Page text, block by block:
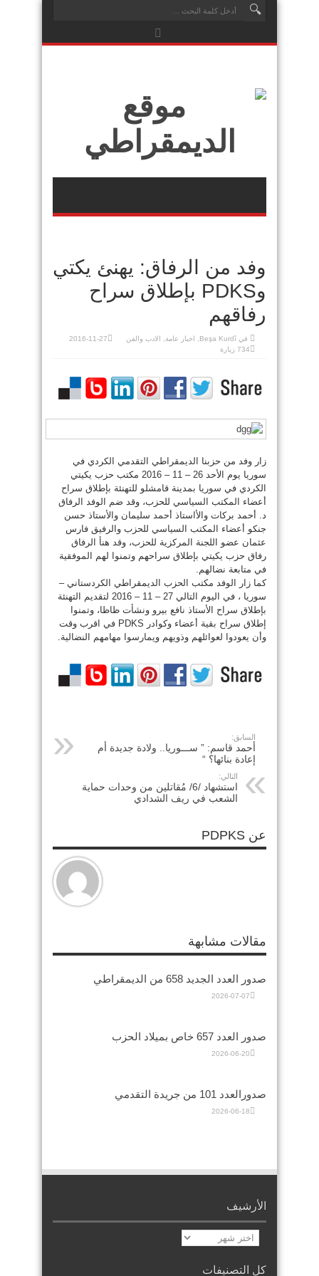
وفد من الرفاق: يهنئ يكتي
وPDKS بإطلاق سراح
رفاقهم
في Beşa Kurdî اخبار عامة الادب والفن
2016-11-27
734 زيارة
زار وفد من حزبنا الديمقراطي التقدمي الكردي في
سوريا يوم الأحد 26 – 11 – 2016 مكتب حزب يكيتي
الكردي في سوريا بمدينة قامشلو للتهنئة بإطلاق سراح
أعضاء المكتب السياسي للحزب، وقد ضم الوفد الرفاق
د. أحمد بركات والأاستاذ أحمد سليمان والأستاذ حسن
جنكو أعضاء المكتب السياسي للحزب والرفيق فارس
عثمان عضو اللجنة المركزية للحزب، وقد هنأ الرفاق
رفاق حزب يكيتي بإطلاق سراحهم وتمنوا لهم الموفقية
في متابعة نضالهم.
كما زار الوفد مكتب الحزب الديمقراطي الكردستاني –
سوريا ، في اليوم التالي 27 – 11 – 2016 لتقديم التهنئة
بإطلاق سراح الأستاذ نافع بيرو ونشأت ظاظا، وتمنوا
إطلاق سراح بقية أعضاء وكوادر PDKS في اقرب وقت
وأن يعودوا لعوائلهم وذويهم ويمارسوا مهامهم النضالية.
السابق:
أحمد قاسم: ” ســـوريا.. ولادة جديدة أم
إعادة بنائها؟ “
التالي:
استشهاد /6/ مُقاتلين من وحدات حماية
الشعب في ريف الشدادي
عن PDPKS
مقالات مشابهة
صدور العدد الجديد 658 من الديمقراطي
2026-07-07
صدور العدد 657 خاص بميلاد الحزب
2026-06-20
صدورالعدد 101 من جريدة التقدمي
2026-06-18
الأرشيف
الأرشيف
كل التصنيفات